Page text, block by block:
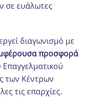
σε ευάλωτες
διαγωνισμό με
προσφορά
των Κέντρων
τις επαρχίες.